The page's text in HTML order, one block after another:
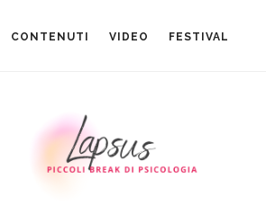
CONTENUTI VIDEO FESTIVAL